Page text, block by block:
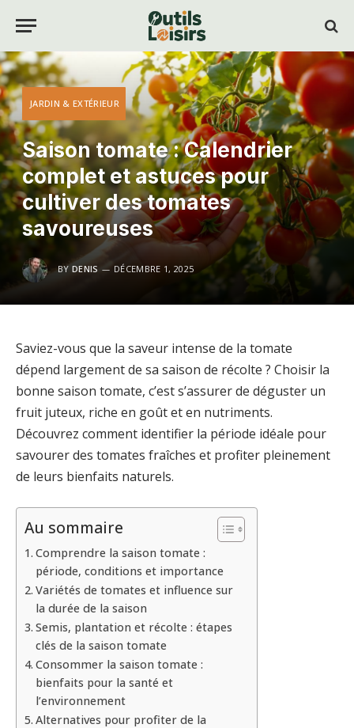
JARDIN & EXTÉRIEUR
Saison tomate : Calendrier
complet et astuces pour
cultiver des tomates
savoureuses
BY DENIS DÉCEMBRE 1, 2025
Saviez-vous que la saveur intense de la tomate
dépend largement de sa saison de récolte ? Choisir la
bonne saison tomate, c’est s’assurer de déguster un
fruit juteux, riche en goût et en nutriments.
Découvrez comment identifier la période idéale pour
savourer des tomates fraîches et profiter pleinement
de leurs bienfaits naturels.
Au sommaire
Comprendre la saison tomate :
période, conditions et importance
Variétés de tomates et influence sur
la durée de la saison
Semis, plantation et récolte : étapes
clés de la saison tomate
Consommer la saison tomate :
bienfaits pour la santé et
l’environnement
Alternatives pour profiter de la